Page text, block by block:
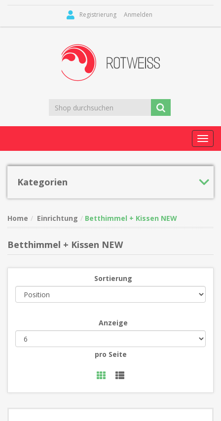
Registrierung Anmelden
Kategorien
Home Einrichtung Betthimmel + Kissen NEW
Betthimmel + Kissen NEW
Sortierung
Anzeige
pro Seite